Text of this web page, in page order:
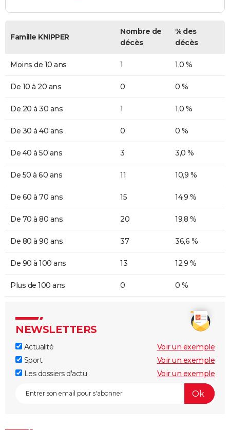
Famille KNIPPER
Nombre de
décès
% des
décès
Moins de 10 ans 1 1,0 %
De 10 à 20 ans 0 0 %
De 20 à 30 ans 1 1,0 %
De 30 à 40 ans 0 0 %
De 40 à 50 ans 3 3,0 %
De 50 à 60 ans 11 10,9 %
De 60 à 70 ans 15 14,9 %
De 70 à 80 ans 20 19,8 %
De 80 à 90 ans 37 36,6 %
De 90 à 100 ans 13 12,9 %
Plus de 100 ans 0 0 %
NEWSLETTERS
Actualité
Voir un exemple
Sport
Voir un exemple
Les dossiers d'actu
Voir un exemple